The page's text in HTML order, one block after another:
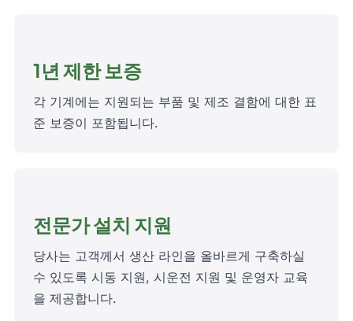
1년 제한 보증
각 기계에는 지원되는 부품 및 제조 결함에 대한 표
준 보증이 포함됩니다.
전문가 설치 지원
당사는 고객께서 생산 라인을 올바르게 구축하실
수 있도록 시동 지원, 시운전 지원 및 운영자 교육
을 제공합니다.